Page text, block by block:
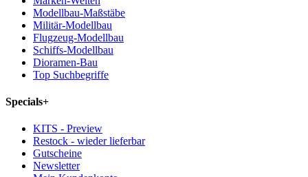
Modellbau-Maßstäbe
Militär-Modellbau
Flugzeug-Modellbau
Schiffs-Modellbau
Dioramen-Bau
Top Suchbegriffe
Specials+
KITS - Preview
Restock - wieder lieferbar
Gutscheine
Newsletter